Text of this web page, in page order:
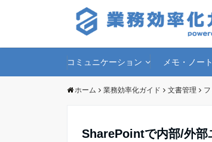
コミュニケーション メモ・ノート
ホーム 業務効率化ガイド 文書管理
SharePointで内部/外部